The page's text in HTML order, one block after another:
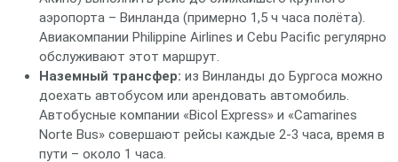
аэропорта – Винланда (примерно 1,5 ч часа полёта).
Авиакомпании Philippine Airlines и Cebu Pacific регулярно
обслуживают этот маршрут.
Наземный трансфер: из Винланды до Бургоса можно
доехать автобусом или арендовать автомобиль.
Автобусные компании «Bicol Express» и «Camarines
Norte Bus» совершают рейсы каждые 2‑3 часа, время в
пути – около 1 часа.